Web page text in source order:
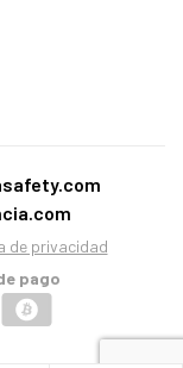
de privacidad
pago